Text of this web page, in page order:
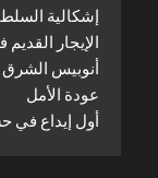
إشكالية
الإيجار
أنوبيس الشرق
عودة الأمل
أول إيداع